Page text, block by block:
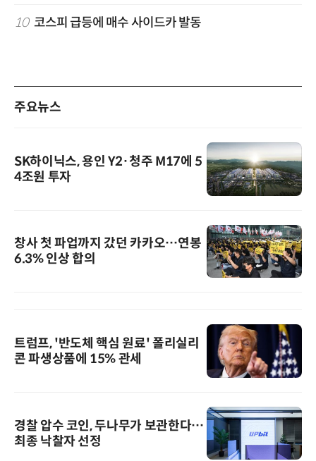
10 코스피 급등에 매수 사이드카 발동
주요뉴스
SK하이닉스, 용인 Y2·청주 M17에 5
4조원 투자
창사 첫 파업까지 갔던 카카오…연봉
6.3% 인상 합의
트럼프, '반도체 핵심 원료' 폴리실리
콘 파생상품에 15% 관세
경찰 압수 코인, 두나무가 보관한다…
최종 낙찰자 선정